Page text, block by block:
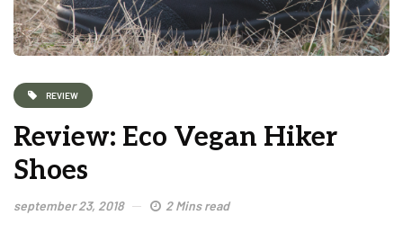
REVIEW
Review: Eco Vegan Hiker
Shoes
september 23, 2018 2 Mins read